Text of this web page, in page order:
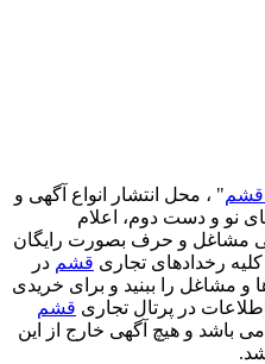
قشم" ، محل انتشار انواع آگهی و
نو و دست‌ دوم، اعلام
مشاغل و حرف بصورت رایگان
رخدادهای تجاری قشم در
و مشاغل را ببنید و برای خریدی
در پرتال تجاری قشم
می باشد و هیچ آگهی خارج از این